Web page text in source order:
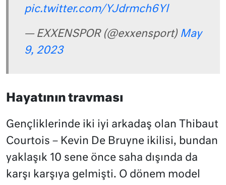
pic.twitter.com/YJdrmch6Yl
— EXXENSPOR (@exxensport) May
9, 2023
Hayatının travması
Gençliklerinde iki iyi arkadaş olan Thibaut
Courtois – Kevin De Bruyne ikilisi, bundan
yaklaşık 10 sene önce saha dışında da
karşı karşıya gelmişti. O dönem model